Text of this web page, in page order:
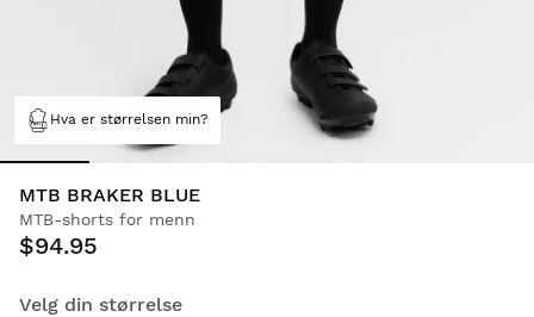
Hva er størrelsen min?
MTB BRAKER BLUE
MTB-shorts for menn
$94.95
Velg din størrelse